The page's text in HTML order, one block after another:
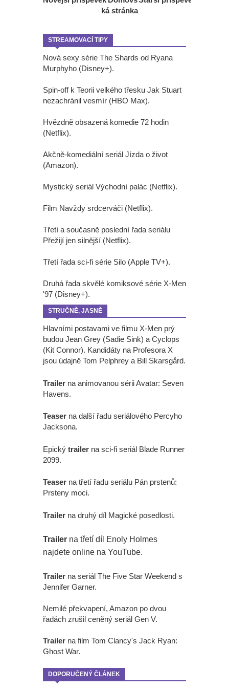
ká stránka
STREAMOVACÍ TIPY
Nová sexy série The Shards od Ryana
Murphyho (Disney+).
Spin-off k Teorii velkého třesku Jak Stuart
nezachránil vesmír (HBO Max).
Hvězdně obsazená komedie 72 hodin
(Netflix).
Akčně-komediální seriál Jízda o život
(Amazon).
Mystický seriál Východní palác (Netflix).
Film Navždy srdcerváči (Netflix).
Třetí a současně poslední řada seriálu
Přežijí jen silnější (Netflix).
Třetí řada sci-fi série Silo (Apple TV+).
Druhá řada skvělé komiksové série X-Men
'97 (Disney+).
STRUČNĚ, JASNĚ
Hlavními postavami ve filmu X-Men prý
budou Jean Grey (Sadie Sink) a Cyclops
(Kit Connor). Kandidáty na Profesora X
jsou údajně Tom Pelphrey a Bill Skarsgård.
Trailer na animovanou sérii Avatar: Seven
Havens.
Teaser na další řadu seriálového Percyho
Jacksona.
Epický trailer na sci-fi seriál Blade Runner
2099.
Teaser na třetí řadu seriálu Pán prstenů:
Prsteny moci.
Trailer na druhý díl Magické posedlosti.
Trailer na třetí díl Enoly Holmes
najdete online na YouTube.
Trailer na seriál The Five Star Weekend s
Jennifer Garner.
Nemilé překvapení, Amazon po dvou
řadách zrušil ceněný seriál Gen V.
Trailer na film Tom Clancy's Jack Ryan:
Ghost War.
DOPORUČENÝ ČLÁNEK